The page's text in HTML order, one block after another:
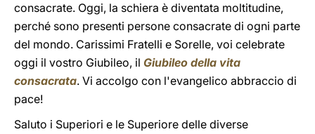
consacrate. Oggi, la schiera è diventata moltitudine,
perché sono presenti persone consacrate di ogni parte
del mondo. Carissimi Fratelli e Sorelle, voi celebrate
oggi il vostro Giubileo, il Giubileo della vita
consacrata. Vi accolgo con l'evangelico abbraccio di
pace!
Saluto i Superiori e le Superiore delle diverse